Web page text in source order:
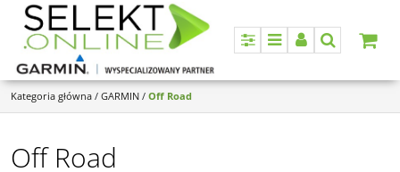
PanelMenuPanelSzukaj
Kategoria główna / GARMIN / Off Road
Off Road